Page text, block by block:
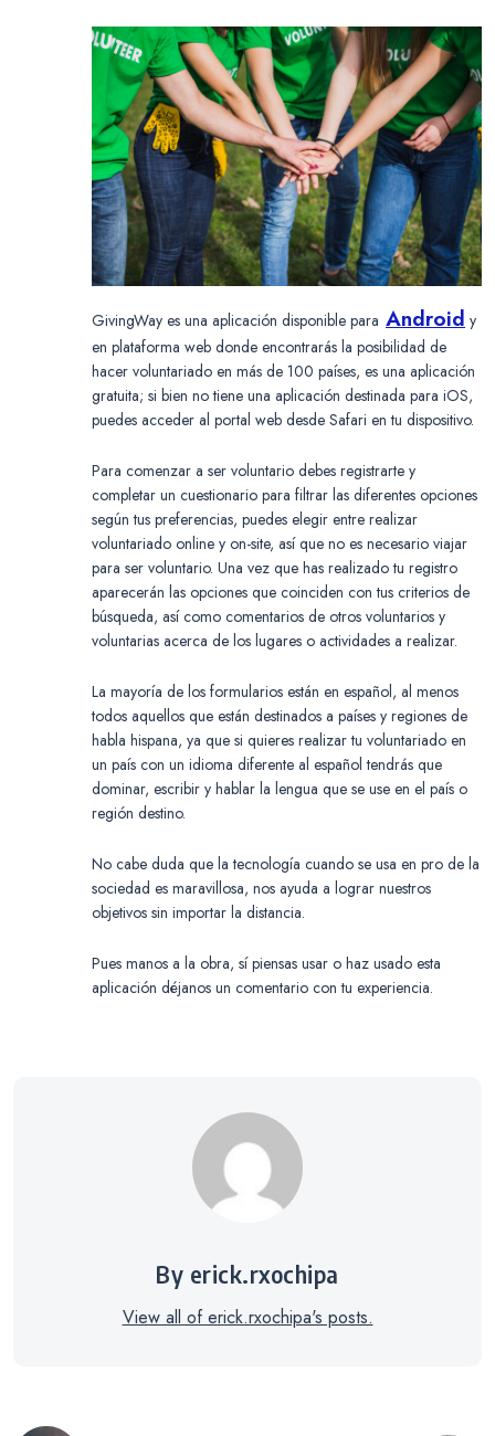
GivingWay es una aplicación disponible para Android y
en plataforma web donde encontrarás la posibilidad de
hacer voluntariado en más de 100 países, es una aplicación
gratuita; si bien no tiene una aplicación destinada para iOS,
puedes acceder al portal web desde Safari en tu dispositivo.
Para comenzar a ser voluntario debes registrarte y
completar un cuestionario para filtrar las diferentes opciones
según tus preferencias, puedes elegir entre realizar
voluntariado online y on-site, así que no es necesario viajar
para ser voluntario. Una vez que has realizado tu registro
aparecerán las opciones que coinciden con tus criterios de
búsqueda, así como comentarios de otros voluntarios y
voluntarias acerca de los lugares o actividades a realizar.
La mayoría de los formularios están en español, al menos
todos aquellos que están destinados a países y regiones de
habla hispana, ya que si quieres realizar tu voluntariado en
un país con un idioma diferente al español tendrás que
dominar, escribir y hablar la lengua que se use en el país o
región destino.
No cabe duda que la tecnología cuando se usa en pro de la
sociedad es maravillosa, nos ayuda a lograr nuestros
objetivos sin importar la distancia.
Pues manos a la obra, sí piensas usar o haz usado esta
aplicación déjanos un comentario con tu experiencia.
By erick.rxochipa
View all of erick.rxochipa's posts.